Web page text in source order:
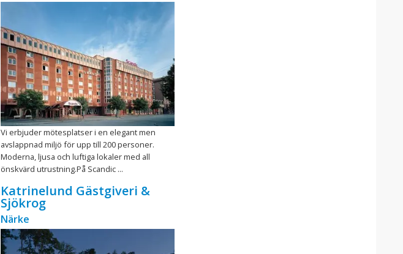
Vi erbjuder mötesplatser i en elegant men
avslappnad miljö för upp till 200 personer.
Moderna, ljusa och luftiga lokaler med all
önskvärd utrustning.På Scandic ...
Katrinelund Gästgiveri &
Sjökrog
Närke